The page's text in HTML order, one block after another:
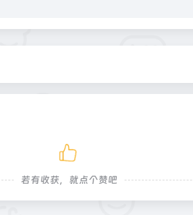
若有收获，就点个赞吧